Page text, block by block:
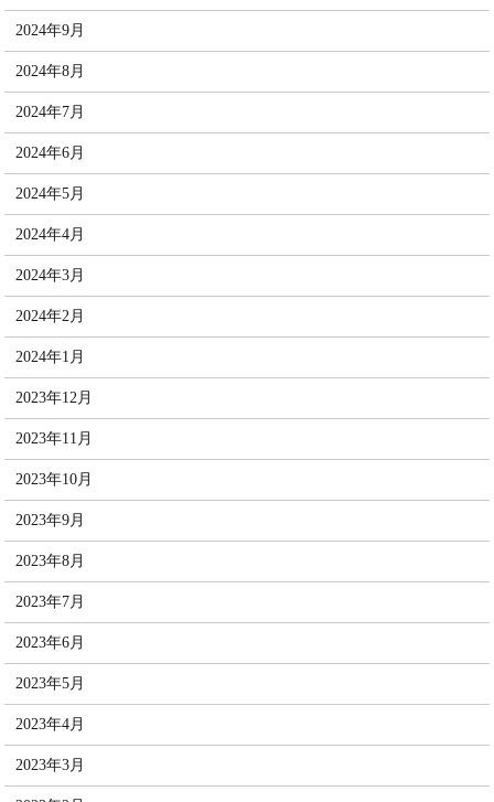
2024年9月
2024年8月
2024年7月
2024年6月
2024年5月
2024年4月
2024年3月
2024年2月
2024年1月
2023年12月
2023年11月
2023年10月
2023年9月
2023年8月
2023年7月
2023年6月
2023年5月
2023年4月
2023年3月